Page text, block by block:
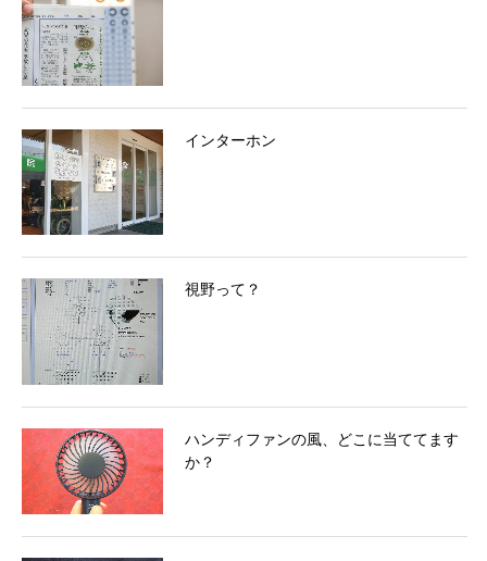
インターホン
視野って？
ハンディファンの風、どこに当ててます
か？